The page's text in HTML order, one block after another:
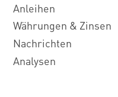
Anleihen
Währungen & Zinsen
Nachrichten
Analysen